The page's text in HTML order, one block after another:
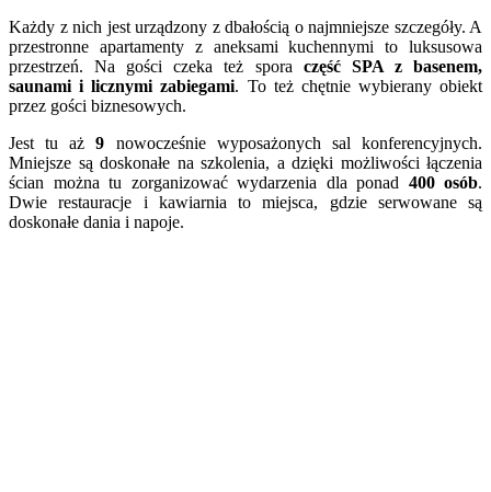
Każdy z nich jest urządzony z dbałością o najmniejsze szczegóły. A
przestronne apartamenty z aneksami kuchennymi to luksusowa
przestrzeń. Na gości czeka też spora część SPA z basenem,
saunami i licznymi zabiegami. To też chętnie wybierany obiekt
przez gości biznesowych.
Jest tu aż9 nowocześnie wyposażonych sal konferencyjnych.
Mniejsze są doskonałe na szkolenia, a dzięki możliwości łączenia
ścian można tu zorganizować wydarzenia dla ponad 400 osób.
Dwie restauracje i kawiarnia to miejsca, gdzie serwowane są
doskonałe dania i napoje.